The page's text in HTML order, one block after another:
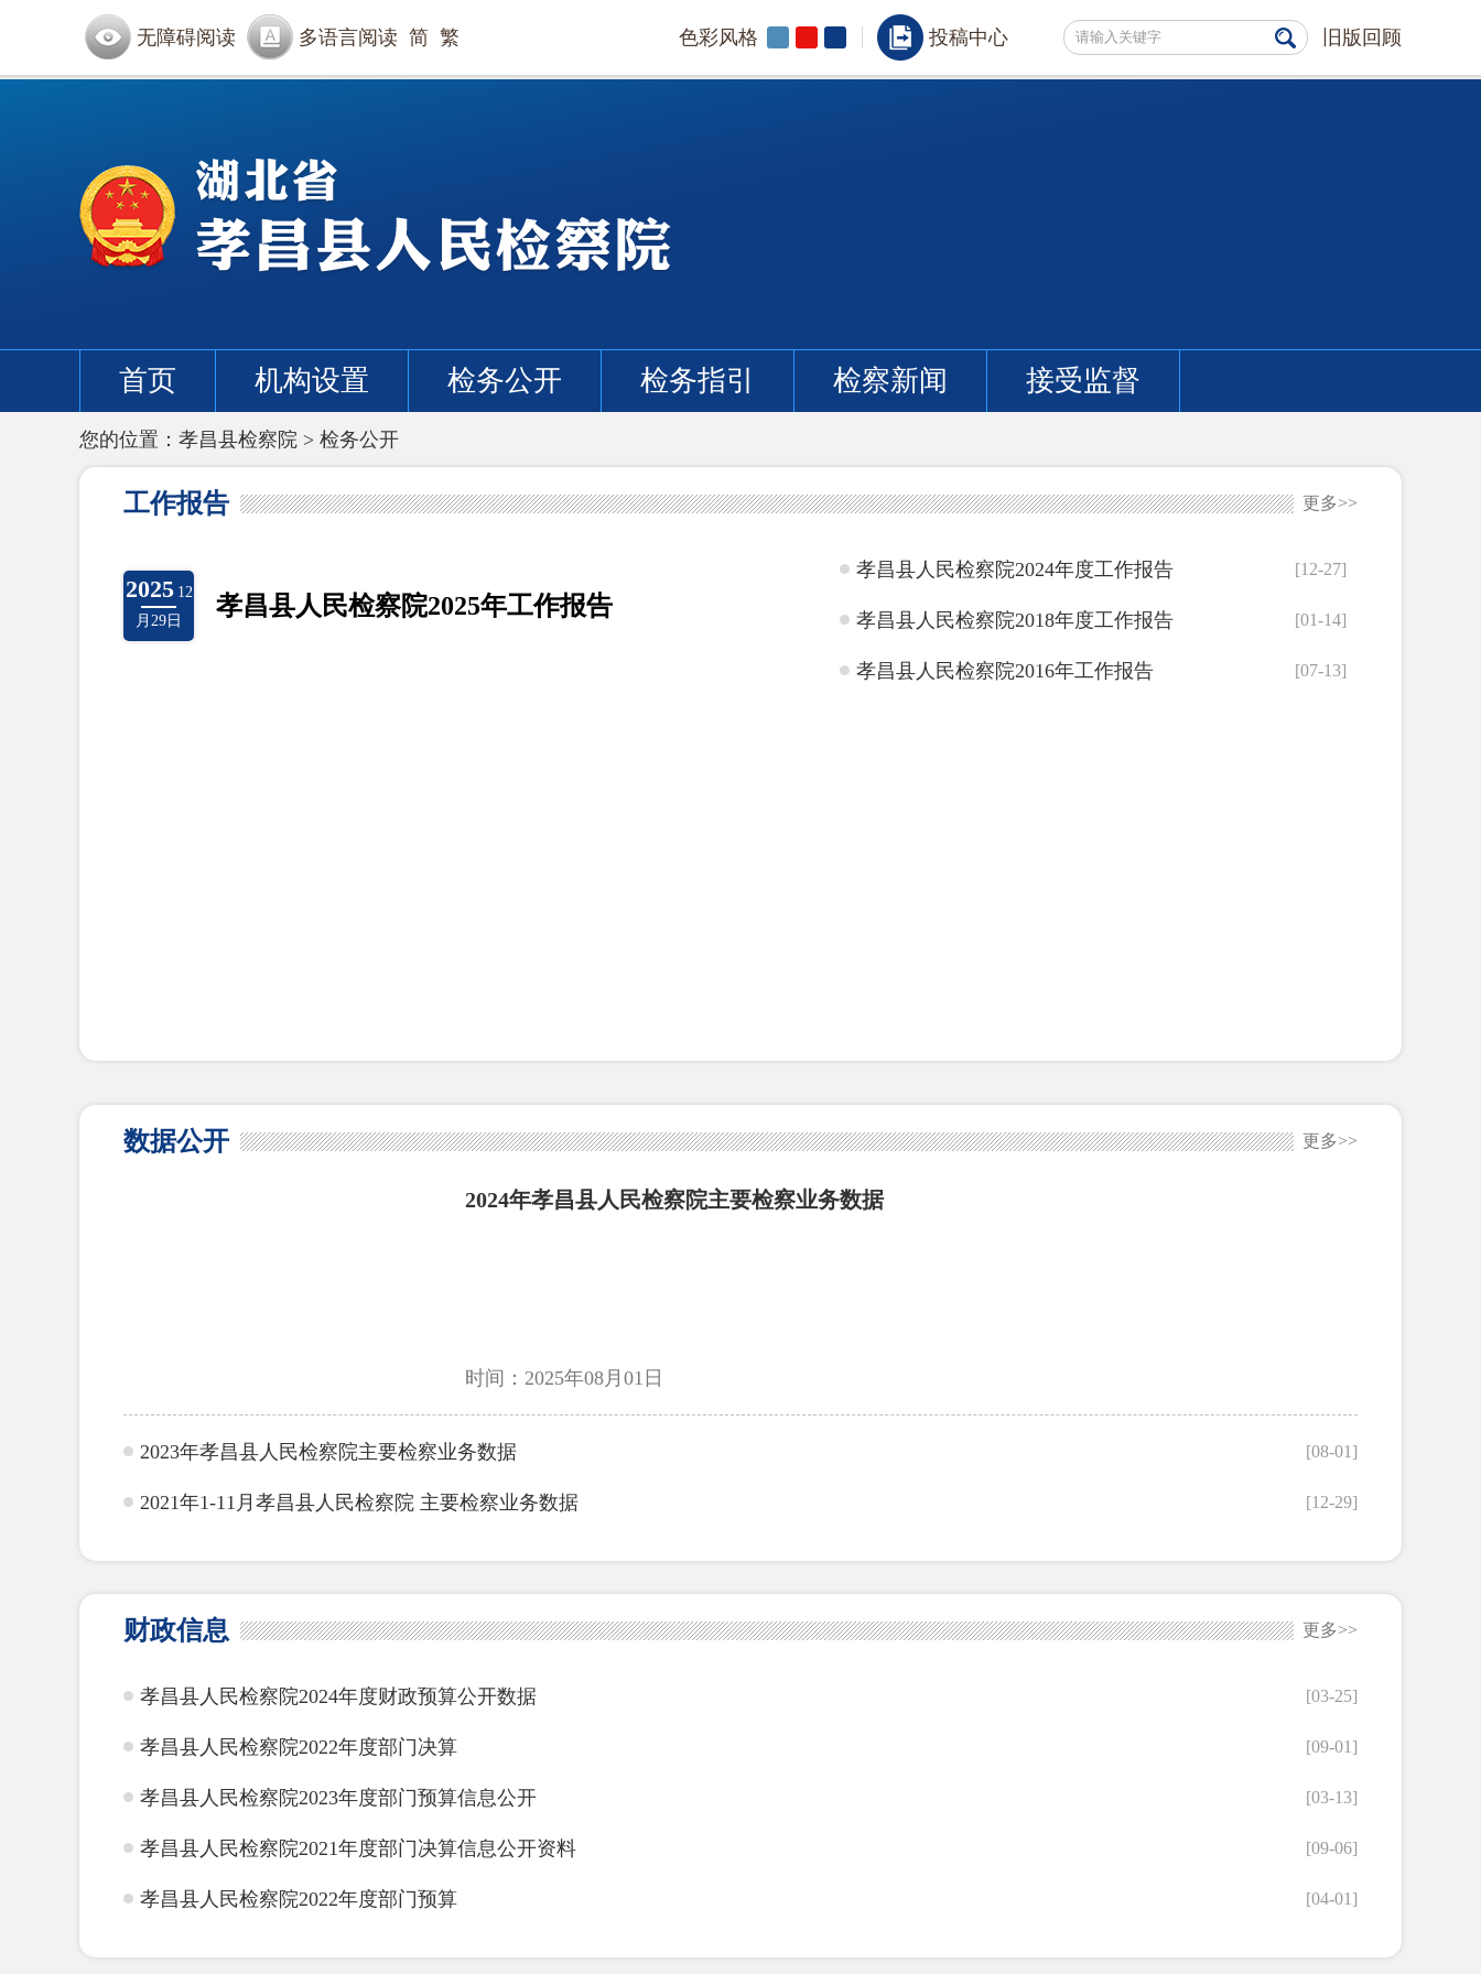
无障碍阅读 多语言阅读 简 繁 色彩风格 投稿中心 旧版回顾
首页 机构设置 检务公开 检务指引 检察新闻 接受监督
您的位置： 孝昌县检察院 > 检务公开
更多>>
工作报告
2025 12
月29日
孝昌县人民检察院2025年工作报告
[12-27]
孝昌县人民检察院2024年度工作报告
[01-14]
孝昌县人民检察院2018年度工作报告
[07-13]
孝昌县人民检察院2016年工作报告
更多>>
数据公开
2024年孝昌县人民检察院主要检察业务数据
时间：2025年08月01日
[08-01]
2023年孝昌县人民检察院主要检察业务数据
[12-29]
2021年1-11月孝昌县人民检察院 主要检察业务数据
更多>>
财政信息
[03-25]
孝昌县人民检察院2024年度财政预算公开数据
[09-01]
孝昌县人民检察院2022年度部门决算
[03-13]
孝昌县人民检察院2023年度部门预算信息公开
[09-06]
孝昌县人民检察院2021年度部门决算信息公开资料
[04-01]
孝昌县人民检察院2022年度部门预算